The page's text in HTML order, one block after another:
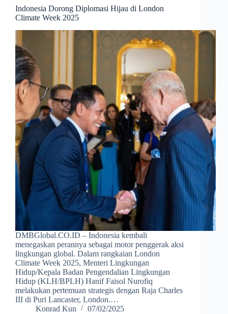
Indonesia Dorong Diplomasi Hijau di London
Climate Week 2025
DMBGlobal.CO.ID – Indonesia kembali
menegaskan perannya sebagai motor penggerak aksi
lingkungan global. Dalam rangkaian London
Climate Week 2025, Menteri Lingkungan
Hidup/Kepala Badan Pengendalian Lingkungan
Hidup (KLH/BPLH) Hanif Faisol Nurofiq
melakukan pertemuan strategis dengan Raja Charles
III di Puri Lancaster, London.…
Konrad Kun
07/02/2025